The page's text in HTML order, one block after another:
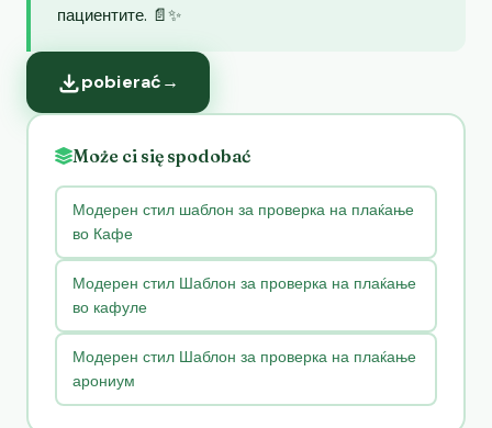
пациентите. 📄✨
pobierać→
Może ci się spodobać
Модерен стил шаблон за проверка на плаќање
во Кафе
Модерен стил Шаблон за проверка на плаќање
во кафуле
Модерен стил Шаблон за проверка на плаќање
арониум